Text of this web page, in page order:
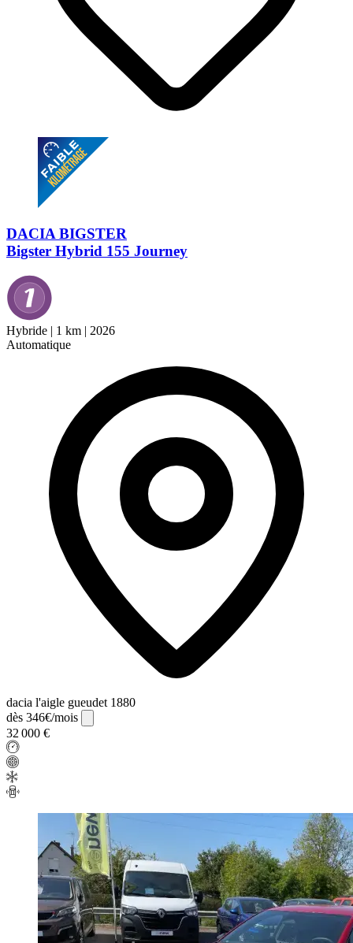
DACIA BIGSTER
Bigster Hybrid 155 Journey
Hybride | 1 km | 2026
Automatique
dacia l'aigle gueudet 1880
dès 346€/mois
32 000 €